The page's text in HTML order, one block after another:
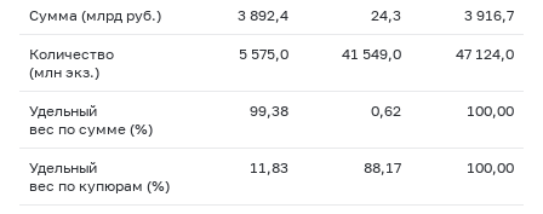
Сумма (млрд руб.) 3 892,4 24,3 3 916,7
Количество
(млн экз.)
5 575,0 41 549,0 47 124,0
Удельный
вес по сумме (%)
99,38 0,62 100,00
Удельный
вес по купюрам (%)
11,83 88,17 100,00